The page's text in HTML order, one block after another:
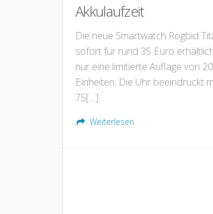
Akkulaufzeit
Die neue Smartwatch Rogbid
sofort für rund 35 Euro
nur eine limitierte Auflage von
Einheiten. Die Uhr beeindruckt
75[…]
Weiterlesen